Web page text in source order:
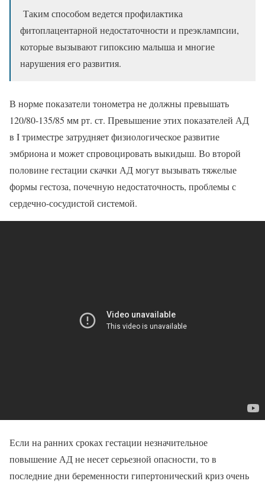
Таким способом ведется профилактика
фитоплацентарной недостаточности и преэклампсии,
которые вызывают гипоксию малыша и многие
нарушения его развития.
В норме показатели тонометра не должны превышать
120/80-135/85 мм рт. ст. Превышение этих показателей АД
в I триместре затрудняет физиологическое развитие
эмбриона и может спровоцировать выкидыш. Во второй
половине гестации скачки АД могут вызывать тяжелые
формы гестоза, почечную недостаточность, проблемы с
сердечно-сосудистой системой.
Если на ранних сроках гестации незначительное
повышение АД не несет серьезной опасности, то в
последние дни беременности гипертонический криз очень